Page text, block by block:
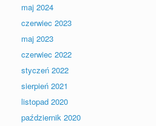
maj 2024
czerwiec 2023
maj 2023
czerwiec 2022
styczeń 2022
sierpień 2021
listopad 2020
październik 2020